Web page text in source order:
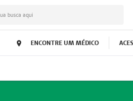
busca aqui
ENCONTRE UM MÉDICO